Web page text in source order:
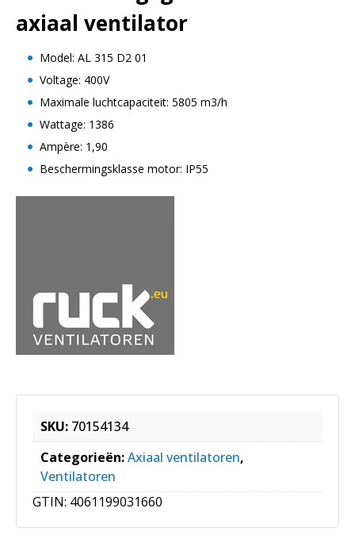
axiaal ventilator
Model: AL 315 D2 01
Voltage: 400V
Maximale luchtcapaciteit: 5805 m3/h
Wattage: 1386
Ampère: 1,90
Beschermingsklasse motor: IP55
SKU: 70154134
Categorieën:Axiaal ventilatoren,
Ventilatoren
GTIN: 4061199031660